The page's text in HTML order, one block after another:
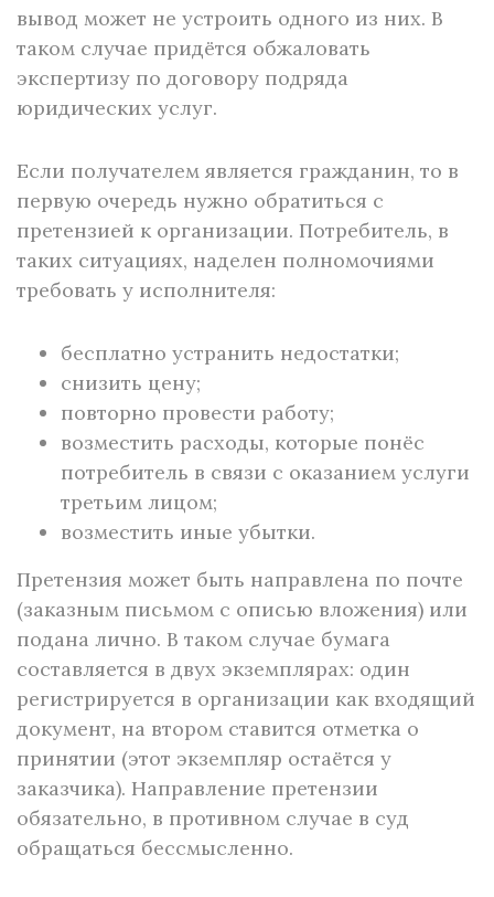
вывод может не устроить одного из них. В
таком случае придётся обжаловать
экспертизу по договору подряда
юридических услуг.
Если получателем является гражданин, то в
первую очередь нужно обратиться с
претензией к организации. Потребитель, в
таких ситуациях, наделен полномочиями
требовать у исполнителя:
бесплатно устранить недостатки;
снизить цену;
повторно провести работу;
возместить расходы, которые понёс
потребитель в связи с оказанием услуги
третьим лицом;
возместить иные убытки.
Претензия может быть направлена по почте
(заказным письмом с описью вложения) или
подана лично. В таком случае бумага
составляется в двух экземплярах: один
регистрируется в организации как входящий
документ, на втором ставится отметка о
принятии (этот экземпляр остаётся у
заказчика). Направление претензии
обязательно, в противном случае в суд
обращаться бессмысленно.